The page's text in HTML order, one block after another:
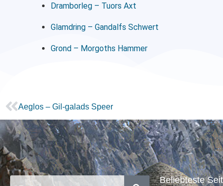
Dramborleg – Tuors Axt
Glamdring – Gandalfs Schwert
Grond – Morgoths Hammer
Aeglos – Gil-galads Speer
Beliebteste